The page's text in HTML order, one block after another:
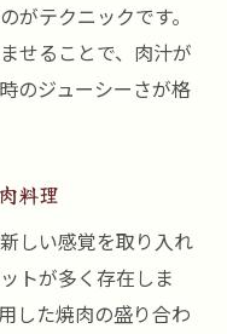
がテクニックです。
せることで、肉汁が
のジューシーさが格
料理
しい感覚を取り入れ
トが多く存在しま
した焼肉の盛り合わ